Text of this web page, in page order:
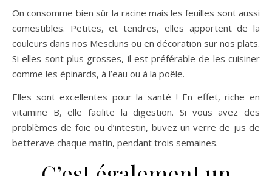
On consomme bien sûr la racine mais les feuilles sont aussi
comestibles. Petites, et tendres, elles apportent de la
couleurs dans nos Mescluns ou en décoration sur nos plats.
Si elles sont plus grosses, il est préférable de les cuisiner
comme les épinards, à l’eau ou à la poêle.
Elles sont excellentes pour la santé ! En effet, riche en
vitamine B, elle facilite la digestion. Si vous avez des
problèmes de foie ou d’intestin, buvez un verre de jus de
betterave chaque matin, pendant trois semaines.